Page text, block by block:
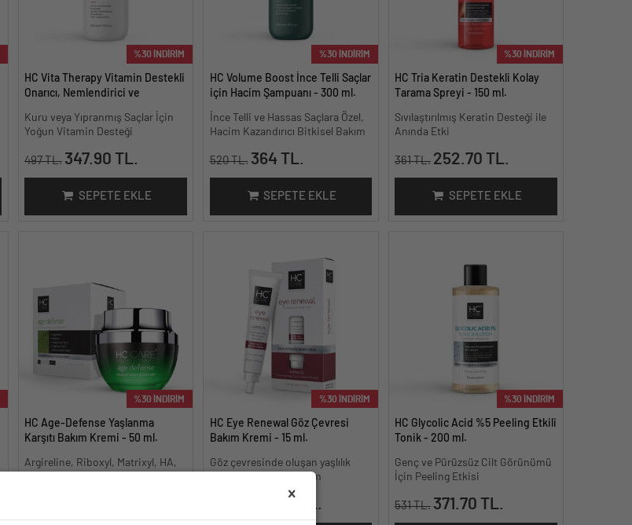
%30 İNDİRİM
HC Vita Therapy Vitamin Destekli
Onarıcı, Nemlendirici ve
Besleyici Saç Kremi – 300 ml.
Kuru veya Yıpranmış Saçlar İçin
Yoğun Vitamin Desteği
497 TL. 347.90 TL.
SEPETE EKLE
%30 İNDİRİM
HC Volume Boost İnce Telli Saçlar
için Hacim Şampuanı - 300 ml.
İnce Telli ve Hassas Saçlara Özel,
Hacim Kazandırıcı Bitkisel Bakım
520 TL. 364 TL.
SEPETE EKLE
%30 İNDİRİM
HC Tria Keratin Destekli Kolay
Tarama Spreyi - 150 ml.
Sıvılaştırılmış Keratin Desteği ile
Anında Etki
361 TL. 252.70 TL.
SEPETE EKLE
%30 İNDİRİM
HC Age-Defense Yaşlanma
Karşıtı Bakım Kremi - 50 ml.
Argireline, Riboxyl, Matrixyl, HA,
%30 İNDİRİM
HC Eye Renewal Göz Çevresi
Bakım Kremi - 15 ml.
Göz çevresinde oluşan yaşlılık
belirtilerine karşı bakım
410.90 TL.
%30 İNDİRİM
HC Glycolic Acid %5 Peeling Etkili
Tonik - 200 ml.
Genç ve Pürüzsüz Cilt Görünümü
İçin Peeling Etkisi
531 TL. 371.70 TL.